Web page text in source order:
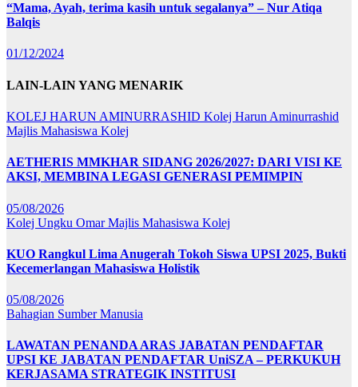
“Mama, Ayah, terima kasih untuk segalanya” – Nur Atiqa
Balqis
01/12/2024
LAIN-LAIN YANG MENARIK
KOLEJ HARUN AMINURRASHID Kolej Harun Aminurrashid
Majlis Mahasiswa Kolej
AETHERIS MMKHAR SIDANG 2026/2027: DARI VISI KE
AKSI, MEMBINA LEGASI GENERASI PEMIMPIN
05/08/2026
Kolej Ungku OmarMajlis Mahasiswa Kolej
KUO Rangkul Lima Anugerah Tokoh Siswa UPSI 2025, Bukti
Kecemerlangan Mahasiswa Holistik
05/08/2026
Bahagian Sumber Manusia
LAWATAN PENANDA ARAS JABATAN PENDAFTAR
UPSI KE JABATAN PENDAFTAR UniSZA – PERKUKUH
KERJASAMA STRATEGIK INSTITUSI